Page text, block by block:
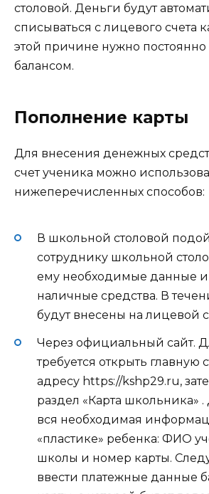
столовой. Деньги будут
списываться с лицевого счета
этой причине нужно постоянно
балансом.
Пополнение карты
Для внесения денежных
счет ученика можно
нижеперечисленных способов:
В школьной столовой
сотруднику школьной
ему необходимые данные и
наличные средства. В
будут внесены на лицевой
Через официальный сайт.
требуется открыть главную
адресу https://kshp29.ru,
раздел «Карта школьника»
вся необходимая
«пластике» ребенка: ФИО
школы и номер карты.
ввести платежные данные